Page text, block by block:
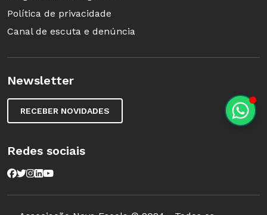
Política de privacidade
Canal de escuta e denúncia
Newsletter
RECEBER NOVIDADES
Redes sociais